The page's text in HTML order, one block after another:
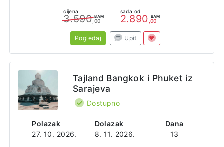
cijena
3.590 BAM
,00
sada od
2.890 BAM
,00
Pogledaj Upit
Polazak
27. 10. 2026.
Dolazak
8. 11. 2026.
Dana
13
Tajland Bangkok i Phuket iz
Sarajeva
Dostupno